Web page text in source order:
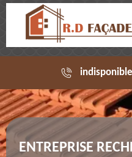
indisponible
ENTREPRISE